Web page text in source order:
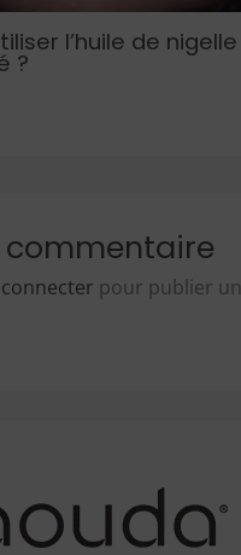
l’huile de nigelle
?
commentaire
pour publier un